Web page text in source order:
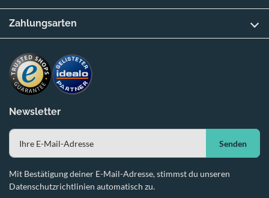
Newsletter
Senden
Mit Bestätigung deiner E-Mail-Adresse, stimmst du unseren
Datenschutzrichtlinien automatisch zu.
Zahlungsarten